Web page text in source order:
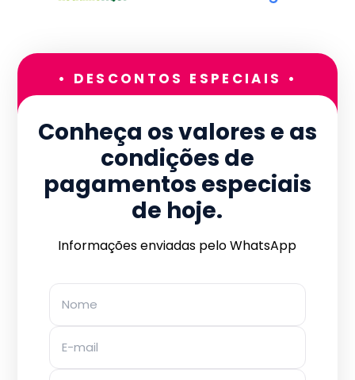
• DESCONTOS ESPECIAIS •
Conheça os valores e as
condições de
pagamentos especiais
de hoje.
Informações enviadas pelo WhatsApp